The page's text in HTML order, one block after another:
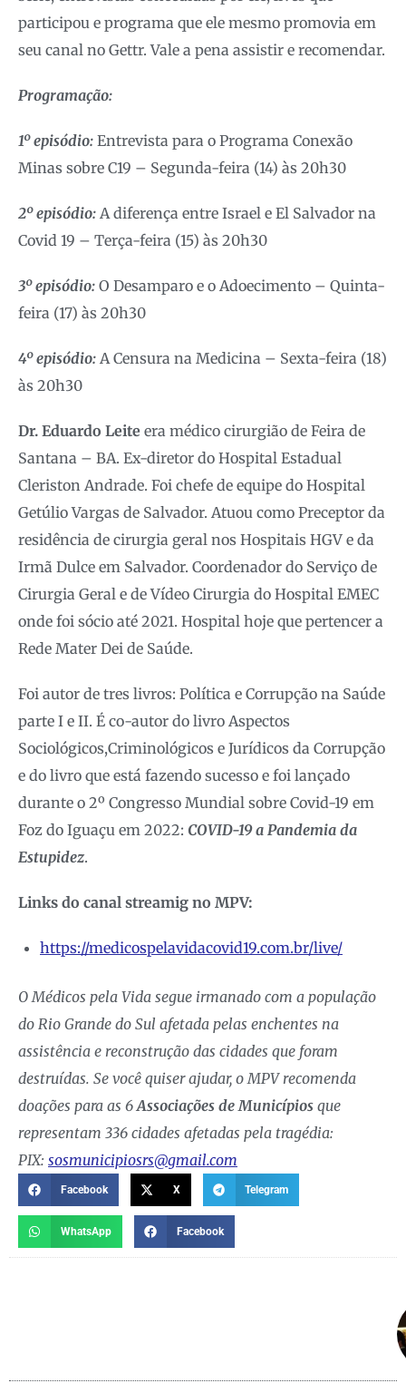
participou e programa que ele mesmo promovia em
seu canal no Gettr. Vale a pena assistir e recomendar.
Programação:
1º episódio: Entrevista para o Programa Conexão
Minas sobre C19 – Segunda-feira (14) às 20h30
2º episódio: A diferença entre Israel e El Salvador na
Covid 19 – Terça-feira (15) às 20h30
3º episódio: O Desamparo e o Adoecimento – Quinta-
feira (17) às 20h30
4º episódio: A Censura na Medicina – Sexta-feira (18)
às 20h30
Dr. Eduardo Leite era médico cirurgião de Feira de
Santana – BA. Ex-diretor do Hospital Estadual
Cleriston Andrade. Foi chefe de equipe do Hospital
Getúlio Vargas de Salvador. Atuou como Preceptor da
residência de cirurgia geral nos Hospitais HGV e da
Irmã Dulce em Salvador. Coordenador do Serviço de
Cirurgia Geral e de Vídeo Cirurgia do Hospital EMEC
onde foi sócio até 2021. Hospital hoje que pertencer a
Rede Mater Dei de Saúde.
Foi autor de tres livros: Política e Corrupção na Saúde
parte I e II. É co-autor do livro Aspectos
Sociológicos,Criminológicos e Jurídicos da Corrupção
e do livro que está fazendo sucesso e foi lançado
durante o 2º Congresso Mundial sobre Covid-19 em
Foz do Iguaçu em 2022: COVID-19 a Pandemia da
Estupidez.
Links do canal streamig no MPV:
https://medicospelavidacovid19.com.br/live/
O Médicos pela Vida segue irmanado com a população
do Rio Grande do Sul afetada pelas enchentes na
assistência e reconstrução das cidades que foram
destruídas. Se você quiser ajudar, o MPV recomenda
doações para as 6 Associações de Municípios que
representam 336 cidades afetadas pela tragédia:
PIX: sosmunicipiosrs@gmail.com
Facebook X Telegram
WhatsApp Facebook